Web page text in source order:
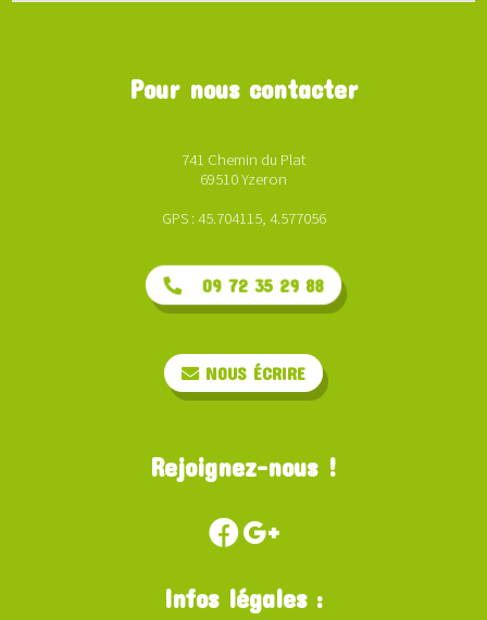
Pour nous contacter
741 Chemin du Plat
69510 Yzeron
GPS : 45.704115, 4.577056
09 72 35 29 88
NOUS ÉCRIRE
Rejoignez-nous !
Infos légales :